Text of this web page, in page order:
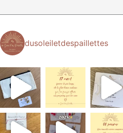
dusoleiletdespaillettes